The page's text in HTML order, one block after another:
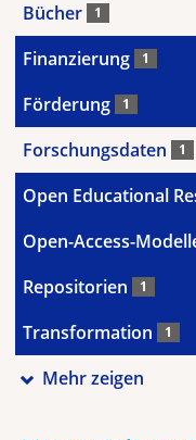
Bücher 1
Finanzierung 1
Förderung 1
Forschungsdaten 1
Open Educational
Open-Access-
Repositorien 1
Transformation 1
Mehr zeigen